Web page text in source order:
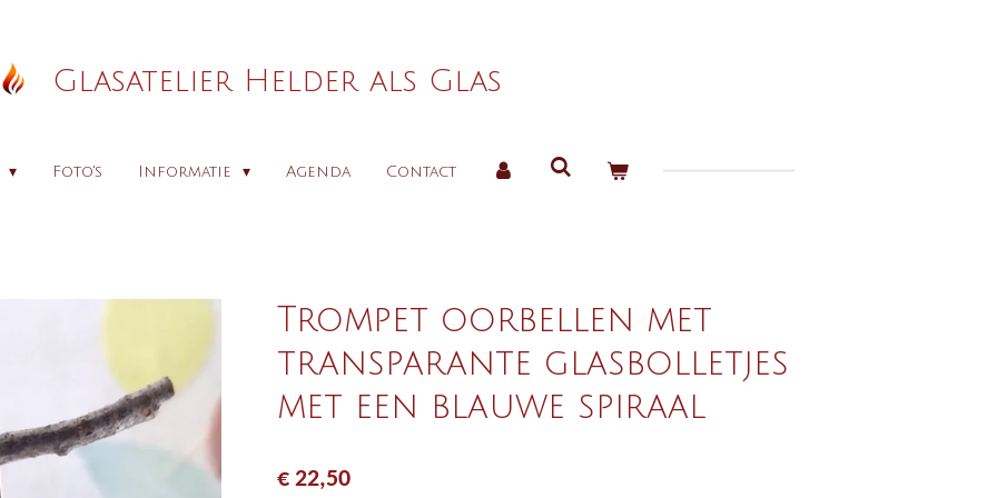
Glasatelier Helder als Glas
Foto's Informatie Agenda Contact
Trompet oorbellen met
transparante glasbolletjes
met een blauwe spiraal
€ 22,50